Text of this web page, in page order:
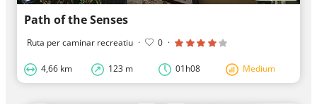
Path of the Senses
Ruta per caminar recreatiu · 0 ·
4,66 km 123 m 01h08 Medium